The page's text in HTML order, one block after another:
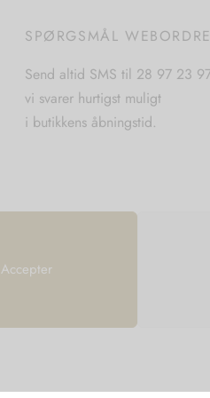
Accepter
på
varesiden
SPØRGSMÅL WEBORDRE
Send altid SMS til 28 97 23
vi svarer hurtigst muligt
i butikkens åbningstid.